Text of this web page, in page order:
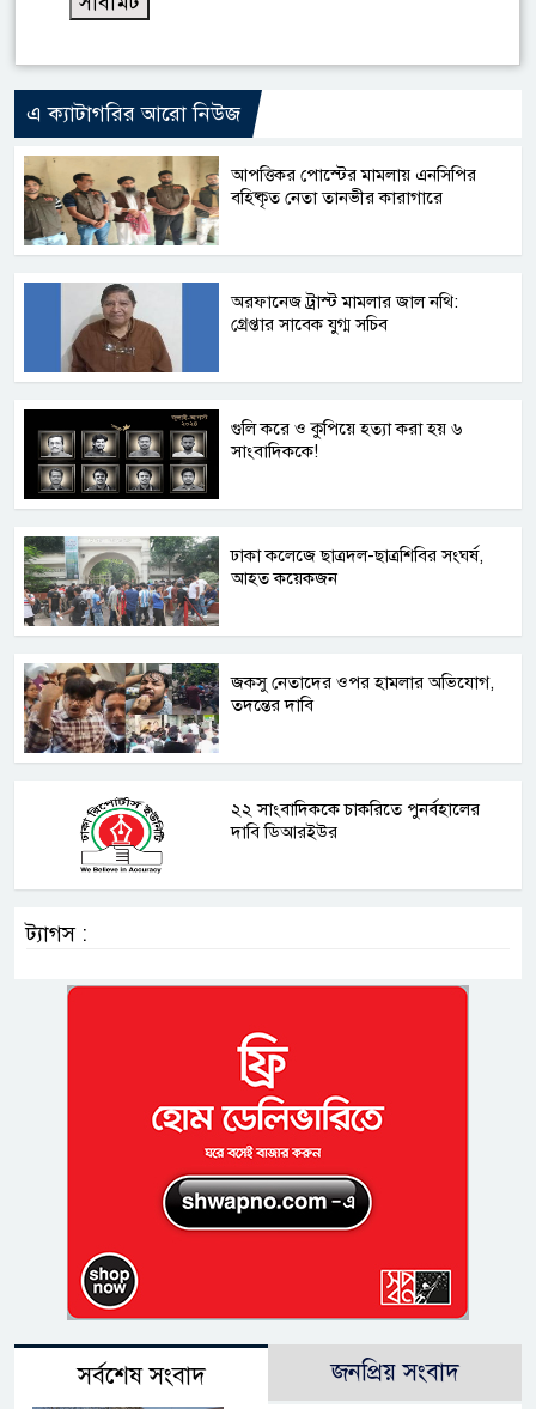
এ ক্যাটাগরির আরো নিউজ
আপত্তিকর পোস্টের মামলায় এনসিপির
বহিষ্কৃত নেতা তানভীর কারাগারে
অরফানেজ ট্রাস্ট মামলার জাল নথি:
গ্রেপ্তার সাবেক যুগ্ম সচিব
গুলি করে ও কুপিয়ে হত্যা করা হয় ৬
সাংবাদিককে!
ঢাকা কলেজে ছাত্রদল-ছাত্রশিবির সংঘর্ষ,
আহত কয়েকজন
জকসু নেতাদের ওপর হামলার অভিযোগ,
তদন্তের দাবি
২২ সাংবাদিককে চাকরিতে পুনর্বহালের
দাবি ডিআরইউর
ট্যাগস :
সর্বশেষ সংবাদ জনপ্রিয় সংবাদ